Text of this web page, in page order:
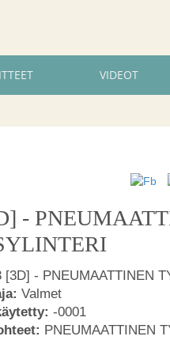
VIDEOT
-
[3D] - PNEUMAATTINEN
Valmet
-0001
PNEUMAATTINEN